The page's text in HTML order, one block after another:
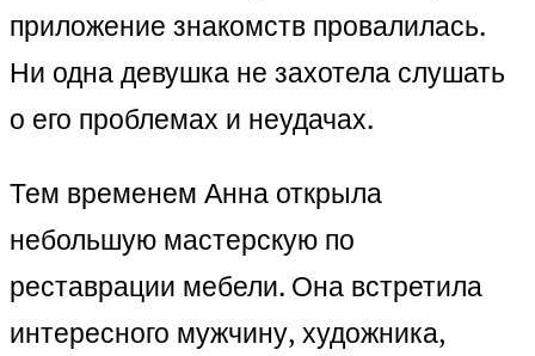
приложение знакомств провалилась.
Ни одна девушка не захотела слушать
о его проблемах и неудачах.
Тем временем Анна открыла
небольшую мастерскую по
реставрации мебели. Она встретила
интересного мужчину, художника,